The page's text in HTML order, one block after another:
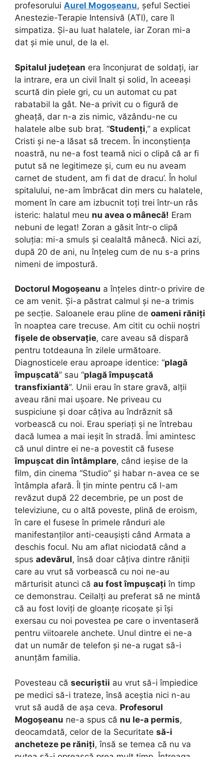
profesorului Aurel Mogoșeanu, șeful Sectiei
Anestezie-Terapie Intensivă (ATI), care îl
simpatiza. Și-au luat halatele, iar Zoran mi-a
dat și mie unul, de la el.
Spitalul județean era înconjurat de soldați, iar
la intrare, era un civil înalt și solid, în aceeași
scurtă din piele gri, cu un automat cu pat
rabatabil la gât. Ne-a privit cu o figură de
gheață, dar n-a zis nimic, văzându-ne cu
halatele albe sub braț. “Studenți,” a explicat
Cristi și ne-a lăsat să trecem. În inconștiența
noastră, nu ne-a fost teamă nici o clipă că ar fi
putut să ne legitimeze și, cum eu nu aveam
carnet de student, am fi dat de dracu’. În holul
spitalului, ne-am îmbrăcat din mers cu halatele,
moment în care am izbucnit toți trei într-un râs
isteric: halatul meu nu avea o mânecă! Eram
nebuni de legat! Zoran a găsit într-o clipă
soluția: mi-a smuls și cealaltă mânecă. Nici azi,
după 20 de ani, nu înțeleg cum de nu s-a prins
nimeni de impostură.
Doctorul Mogoșeanu a înțeles dintr-o privire de
ce am venit. Și-a păstrat calmul și ne-a trimis
pe secție. Saloanele erau pline de oameni răniți
în noaptea care trecuse. Am citit cu ochii noștri
fișele de observație, care aveau să dispară
pentru totdeauna în zilele următoare.
Diagnosticele erau aproape identice: “plagă
împușcată” sau “plagă împușcată
transfixiantă“. Unii erau în stare gravă, alții
aveau răni mai ușoare. Ne priveau cu
suspiciune și doar câțiva au îndrăznit să
vorbească cu noi. Erau speriați și ne întrebau
dacă lumea a mai ieșit în stradă. Îmi amintesc
că unul dintre ei ne-a povestit că fusese
împușcat din întâmplare, când ieșise de la
film, din cinema “Studio” și habar n-avea ce se
întâmpla afară. Îl țin minte pentru că l-am
revăzut după 22 decembrie, pe un post de
televiziune, cu o altă poveste, plină de eroism,
în care el fusese în primele rânduri ale
manifestanților anti-ceaușiști când Armata a
deschis focul. Nu am aflat niciodată când a
spus adevărul, însă doar câțiva dintre răniții
care au vrut să vorbească cu noi ne-au
mărturisit atunci că au fost împușcați în timp
ce demonstrau. Ceilalți au preferat să ne mintă
că au fost loviți de gloanțe ricoșate și își
exersau cu noi povestea pe care o inventaseră
pentru viitoarele anchete. Unul dintre ei ne-a
dat un număr de telefon și ne-a rugat să-i
anunțăm familia.
Povesteau că securiștii au vrut să-i împiedice
pe medici să-i trateze, însă aceștia nici n-au
vrut să audă de așa ceva. Profesorul
Mogoșeanu ne-a spus că nu le-a permis,
deocamdată, celor de la Securitate să-i
ancheteze pe răniți, însă se temea că nu va